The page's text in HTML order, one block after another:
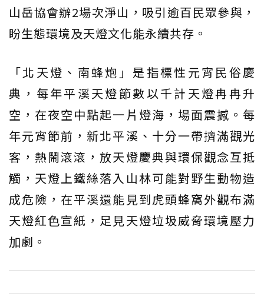
山岳協會辦2場次淨山，吸引逾百民眾參與，
盼生態環境及天燈文化能永續共存。
「北天燈、南蜂炮」是指標性元宵民俗慶
典，每年平溪天燈節數以千計天燈冉冉升
空，在夜空中點起一片燈海，場面震撼。每
年元宵節前，新北平溪、十分一帶擠滿觀光
客，熱鬧滾滾，放天燈慶典與環保觀念互抵
觸，天燈上鐵絲落入山林可能對野生動物造
成危險，在平溪還能見到虎頭蜂窩外觀布滿
天燈紅色宣紙，足見天燈垃圾威脅環境壓力
加劇。